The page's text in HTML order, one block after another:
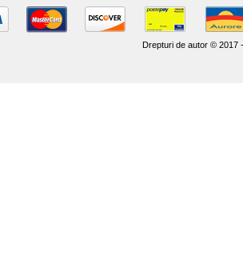
Drepturi de autor © 2017